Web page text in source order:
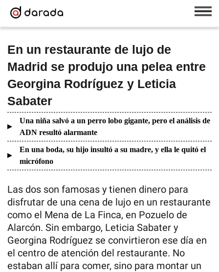
En un restaurante de lujo de
Madrid se produjo una pelea entre
Georgina Rodríguez y Leticia
Sabater
Una niña salvó a un perro lobo gigante, pero el análisis de
ADN resultó alarmante
En una boda, su hijo insultó a su madre, y ella le quitó el
micrófono
Las dos son famosas y tienen dinero para
disfrutar de una cena de lujo en un restaurante
como el Mena de La Finca, en Pozuelo de
Alarcón. Sin embargo, Leticia Sabater y
Georgina Rodríguez se convirtieron ese día en
el centro de atención del restaurante. No
estaban allí para comer, sino para montar un